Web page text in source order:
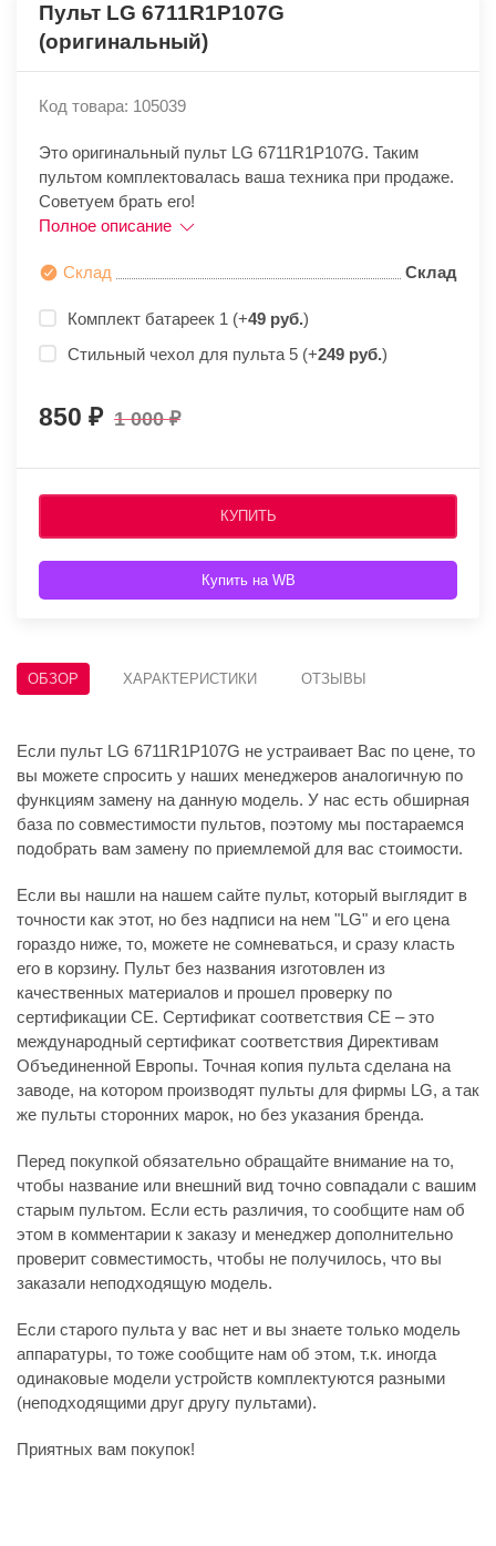
Пульт LG 6711R1P107G
(оригинальный)
Код товара: 105039
Это оригинальный пульт LG 6711R1P107G. Таким
пультом комплектовалась ваша техника при продаже.
Советуем брать его!
Полное описание
Склад Склад
Комплект батареек 1 (+49 руб.)
Стильный чехол для пульта 5 (+249 руб.)
850 1 000
КУПИТЬ
Купить на WB
ОБЗОР ХАРАКТЕРИСТИКИ ОТЗЫВЫ
Если пульт LG 6711R1P107G не устраивает Вас по цене, то
вы можете спросить у наших менеджеров аналогичную по
функциям замену на данную модель. У нас есть обширная
база по совместимости пультов, поэтому мы постараемся
подобрать вам замену по приемлемой для вас стоимости.
Если вы нашли на нашем сайте пульт, который выглядит в
точности как этот, но без надписи на нем "LG" и его цена
гораздо ниже, то, можете не сомневаться, и сразу класть
его в корзину. Пульт без названия изготовлен из
качественных материалов и прошел проверку по
сертификации CE. Сертификат соответствия СЕ – это
международный сертификат соответствия Директивам
Объединенной Европы. Точная копия пульта сделана на
заводе, на котором производят пульты для фирмы LG, а так
же пульты сторонних марок, но без указания бренда.
Перед покупкой обязательно обращайте внимание на то,
чтобы название или внешний вид точно совпадали с вашим
старым пультом. Если есть различия, то сообщите нам об
этом в комментарии к заказу и менеджер дополнительно
проверит совместимость, чтобы не получилось, что вы
заказали неподходящую модель.
Если старого пульта у вас нет и вы знаете только модель
аппаратуры, то тоже сообщите нам об этом, т.к. иногда
одинаковые модели устройств комплектуются разными
(неподходящими друг другу пультами).
Приятных вам покупок!